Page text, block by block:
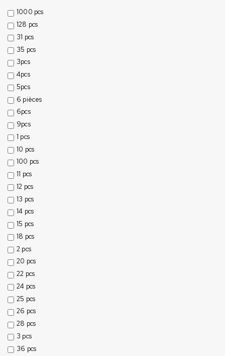
1000 pcs
128 pcs
31 pcs
35 pcs
3pcs
4pcs
5pcs
6 pièces
6pcs
9pcs
1 pcs
10 pcs
100 pcs
11 pcs
12 pcs
13 pcs
14 pcs
15 pcs
18 pcs
2 pcs
20 pcs
22 pcs
24 pcs
25 pcs
26 pcs
28 pcs
3 pcs
36 pcs